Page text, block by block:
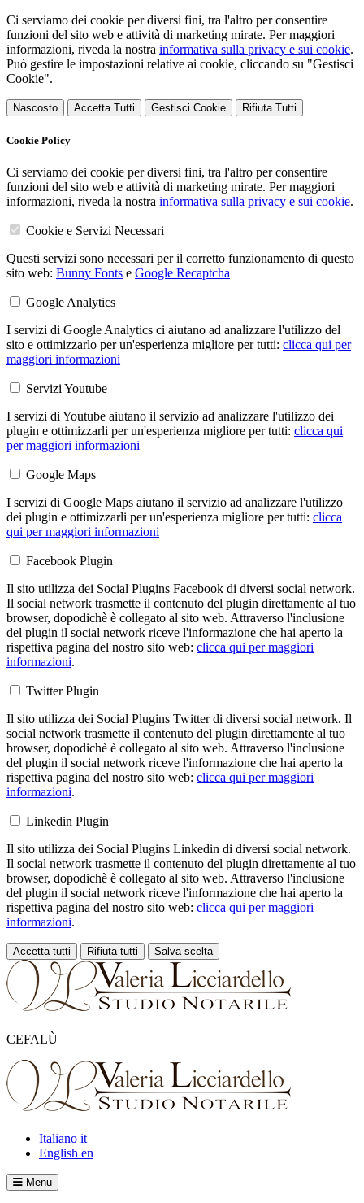
Ci serviamo dei cookie per diversi fini, tra l'altro per consentire
funzioni del sito web e attività di marketing mirate. Per maggiori
informazioni, riveda la nostra informativa sulla privacy e sui cookie.
Può gestire le impostazioni relative ai cookie, cliccando su "Gestisci
Cookie".
Nascosto Accetta Tutti Gestisci Cookie Rifiuta Tutti
Cookie Policy
Ci serviamo dei cookie per diversi fini, tra l'altro per consentire
funzioni del sito web e attività di marketing mirate. Per maggiori
informazioni, riveda la nostra informativa sulla privacy e sui cookie.
Cookie e Servizi Necessari
Questi servizi sono necessari per il corretto funzionamento di questo
sito web: Bunny Fonts e Google Recaptcha
Google Analytics
I servizi di Google Analytics ci aiutano ad analizzare l'utilizzo del
sito e ottimizzarlo per un'esperienza migliore per tutti: clicca qui per
maggiori informazioni
Servizi Youtube
I servizi di Youtube aiutano il servizio ad analizzare l'utilizzo dei
plugin e ottimizzarli per un'esperienza migliore per tutti: clicca qui
per maggiori informazioni
Google Maps
I servizi di Google Maps aiutano il servizio ad analizzare l'utilizzo
dei plugin e ottimizzarli per un'esperienza migliore per tutti: clicca
qui per maggiori informazioni
Facebook Plugin
Il sito utilizza dei Social Plugins Facebook di diversi social network.
Il social network trasmette il contenuto del plugin direttamente al tuo
browser, dopodichè è collegato al sito web. Attraverso l'inclusione
del plugin il social network riceve l'informazione che hai aperto la
rispettiva pagina del nostro sito web: clicca qui per maggiori
informazioni.
Twitter Plugin
Il sito utilizza dei Social Plugins Twitter di diversi social network. Il
social network trasmette il contenuto del plugin direttamente al tuo
browser, dopodichè è collegato al sito web. Attraverso l'inclusione
del plugin il social network riceve l'informazione che hai aperto la
rispettiva pagina del nostro sito web: clicca qui per maggiori
informazioni.
Linkedin Plugin
Il sito utilizza dei Social Plugins Linkedin di diversi social network.
Il social network trasmette il contenuto del plugin direttamente al tuo
browser, dopodichè è collegato al sito web. Attraverso l'inclusione
del plugin il social network riceve l'informazione che hai aperto la
rispettiva pagina del nostro sito web: clicca qui per maggiori
informazioni.
Accetta tutti Rifiuta tutti Salva scelta
Loading...
CEFALÙ
Italiano it
English en
Menu